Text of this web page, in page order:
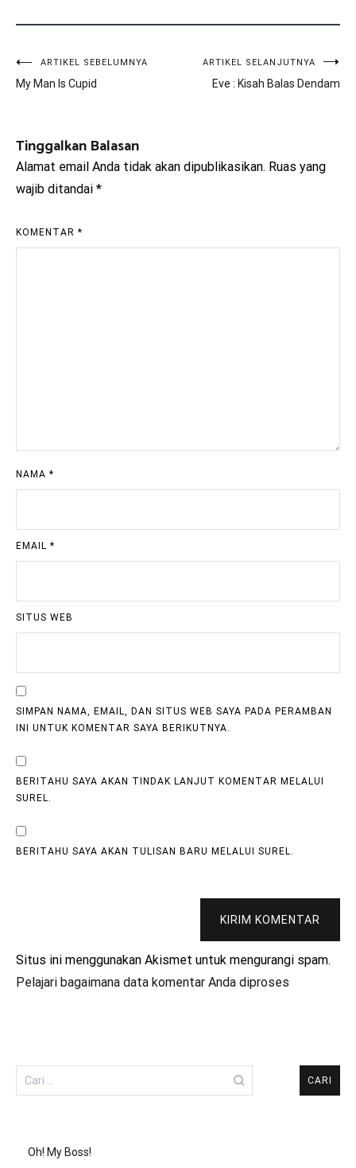
Navigasi
pos
ARTIKEL SEBELUMNYA
My Man Is Cupid
ARTIKEL SELANJUTNYA
Eve : Kisah Balas Dendam
Tinggalkan Balasan
Alamat email Anda tidak akan dipublikasikan. Ruas yang
wajib ditandai *
KOMENTAR *
NAMA *
EMAIL *
SITUS WEB
SIMPAN NAMA, EMAIL, DAN SITUS WEB SAYA PADA PERAMBAN
INI UNTUK KOMENTAR SAYA BERIKUTNYA.
BERITAHU SAYA AKAN TINDAK LANJUT KOMENTAR MELALUI
SUREL.
BERITAHU SAYA AKAN TULISAN BARU MELALUI SUREL.
KIRIM KOMENTAR
Situs ini menggunakan Akismet untuk mengurangi spam.
Pelajari bagaimana data komentar Anda diproses
Cari
untuk:
Oh! My Boss!